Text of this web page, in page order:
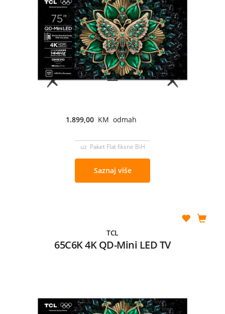
1.899,00 KM odmah
uz Paket Flat fiksne BiH
Saznaj više
TCL
65C6K 4K QD-Mini LED TV